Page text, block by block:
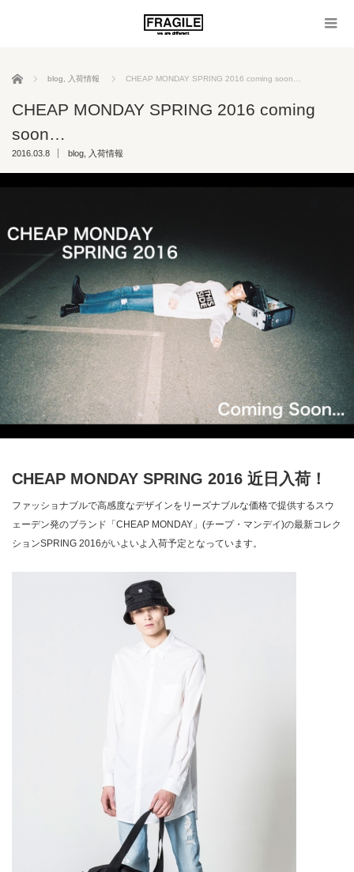
ホーム blog 入荷情報 CHEAP MONDAY SPRING 2016 coming soon…
CHEAP MONDAY SPRING 2016 coming
soon…
2016.03.8 blog 入荷情報
CHEAP MONDAY SPRING 2016 近日入荷！
ファッショナブルで高感度なデザインをリーズナブルな価格で提供するスウ
ェーデン発のブランド「CHEAP MONDAY」(チープ・マンデイ)の最新コレク
ションSPRING 2016がいよいよ入荷予定となっています。